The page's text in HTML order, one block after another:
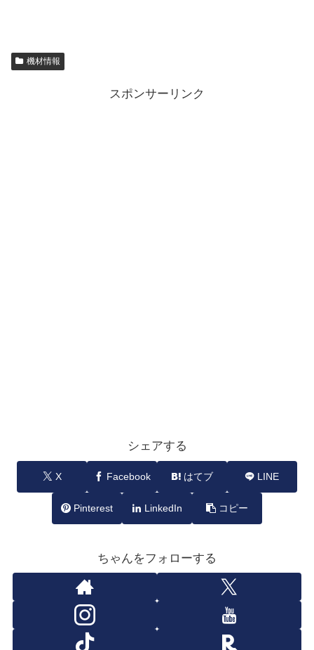
機材情報
スポンサーリンク
シェアする
X Facebook はてブ LINE
Pinterest LinkedIn コピー
ちゃんをフォローする